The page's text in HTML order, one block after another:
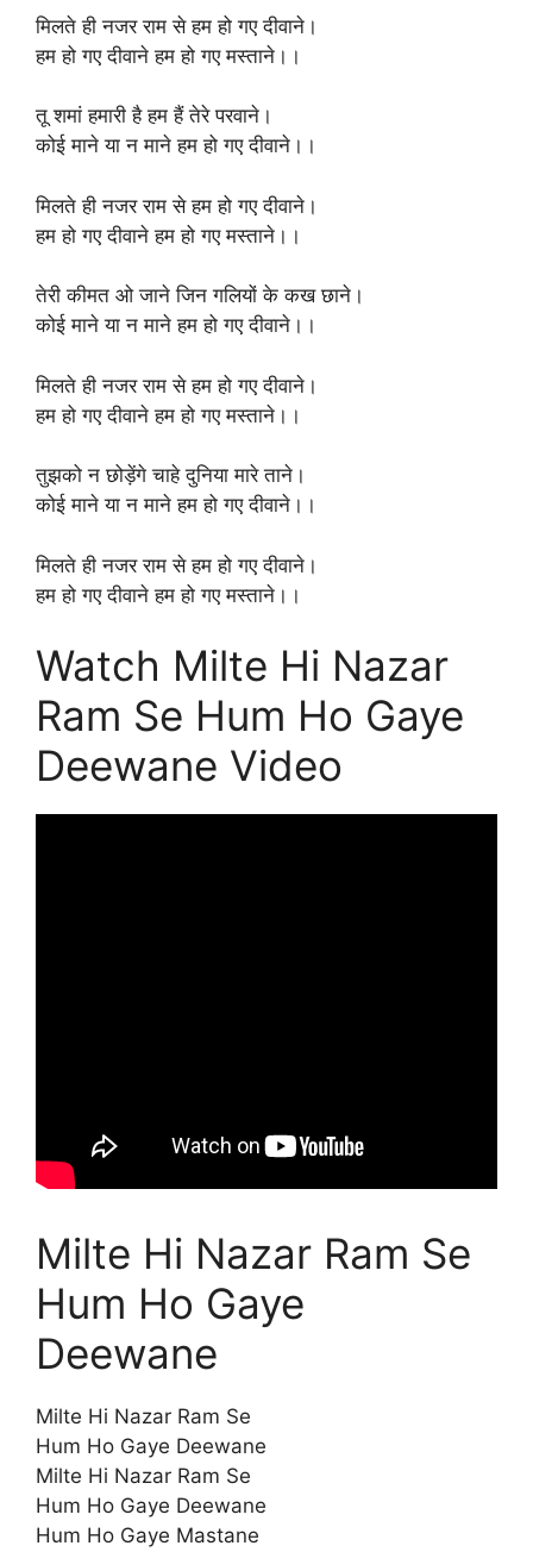
मिलते ही नजर राम से हम हो गए दीवाने।
हम हो गए दीवाने हम हो गए मस्ताने।।
तू शमां हमारी है हम हैं तेरे परवाने।
कोई माने या न माने हम हो गए दीवाने।।
मिलते ही नजर राम से हम हो गए दीवाने।
हम हो गए दीवाने हम हो गए मस्ताने।।
तेरी कीमत ओ जाने जिन गलियों के कख छाने।
कोई माने या न माने हम हो गए दीवाने।।
मिलते ही नजर राम से हम हो गए दीवाने।
हम हो गए दीवाने हम हो गए मस्ताने।।
तुझको न छोड़ेंगे चाहे दुनिया मारे ताने।
कोई माने या न माने हम हो गए दीवाने।।
मिलते ही नजर राम से हम हो गए दीवाने।
हम हो गए दीवाने हम हो गए मस्ताने।।
Watch Milte Hi Nazar
Ram Se Hum Ho Gaye
Deewane Video
Milte Hi Nazar Ram Se
Hum Ho Gaye
Deewane
Milte Hi Nazar Ram Se
Hum Ho Gaye Deewane
Milte Hi Nazar Ram Se
Hum Ho Gaye Deewane
Hum Ho Gaye Mastane